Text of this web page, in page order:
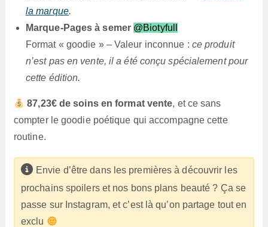
la marque.
Marque-Pages à semer @Biotyfull
Format « goodie » – Valeur inconnue : ce produit
n’est pas en vente, il a été conçu spécialement pour
cette édition.
87,23€ de soins en format vente, et ce sans
compter le goodie poétique qui accompagne cette
routine.
Envie d’être dans les premières à découvrir les
prochains spoilers et nos bons plans beauté ? Ça se
passe sur Instagram, et c’est là qu’on partage tout en
exclu